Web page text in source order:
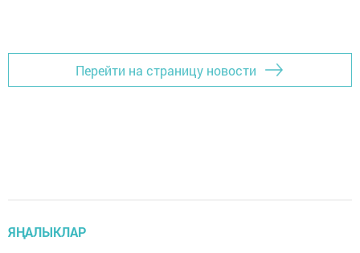
Перейти на страницу новости
ЯҢАЛЫКЛАР